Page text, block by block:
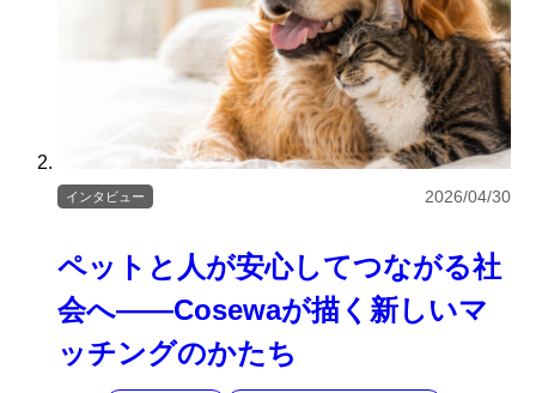
ペットと人が安心してつながる社
会へ――Cosewaが描く新しいマ
ッチングのかたち
インタビュー 2026/04/30